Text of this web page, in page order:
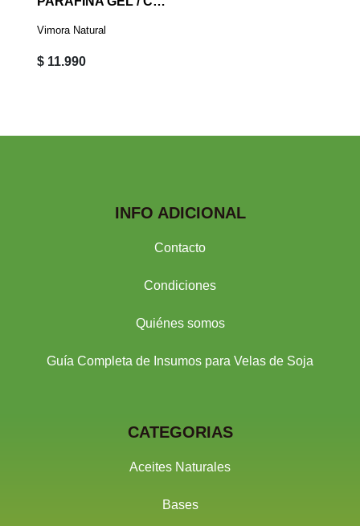
Vimora Natural
$ 11.990
INFO ADICIONAL
Contacto
Condiciones
Quiénes somos
Guía Completa de Insumos para Velas de Soja
CATEGORIAS
Aceites Naturales
Bases